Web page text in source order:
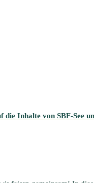
Inhalte von SBF-See